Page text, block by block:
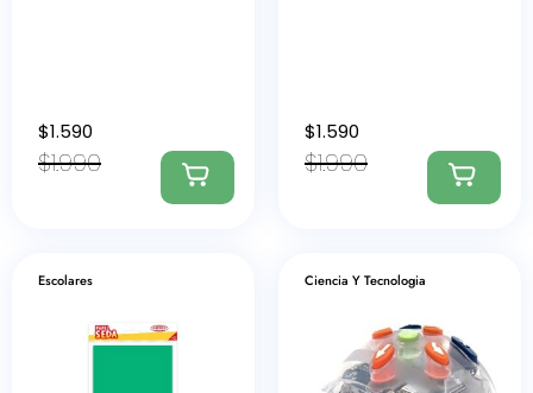
$1.990
$1.590
$1.990
$1.590
Escolares Ciencia Y Tecnologia